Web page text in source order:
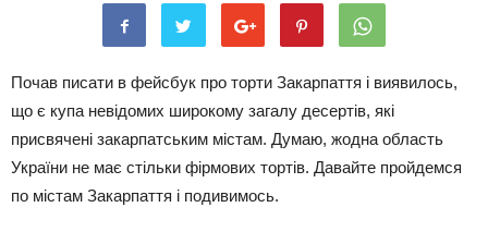
Почав писати в фейсбук про торти Закарпаття і виявилось,
що є купа невідомих широкому загалу десертів, які
присвячені закарпатським містам. Думаю, жодна область
України не має стільки фірмових тортів. Давайте пройдемся
по містам Закарпаття і подивимось.